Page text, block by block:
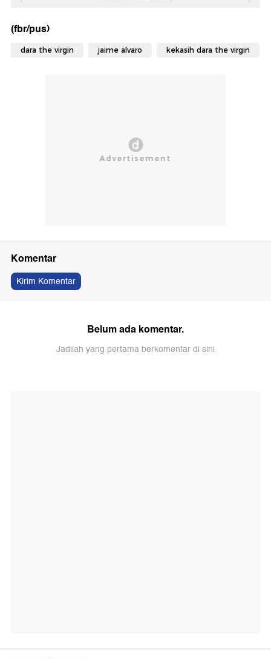
(fbr/pus)
dara the virgin jaime alvaro kekasih dara the virgin
Komentar
Kirim Komentar
Belum ada komentar.
Jadilah yang pertama berkomentar di sini